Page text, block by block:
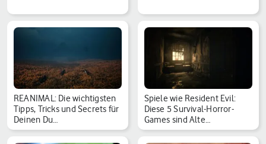
REANIMAL: Die wichtigsten
Tipps, Tricks und Secrets für
Deinen Du…
Spiele wie Resident Evil:
Diese 5 Survival-Horror-
Games sind Alte…